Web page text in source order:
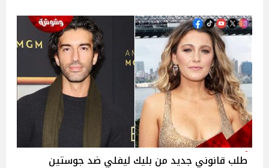
طلب قانوني جديد من بليك ليفلي ضد جوستين